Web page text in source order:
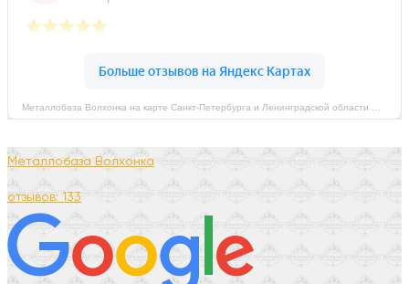
Металлобаза Волхонка
отзывов: 133